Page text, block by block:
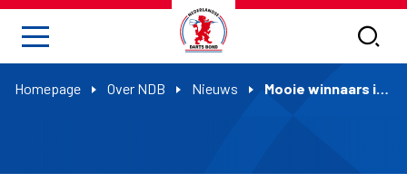
Homepage Over NDB Nieuws Mooie winnaars in Barneveld tijdens de tweede NDB ranking van dit seizoen